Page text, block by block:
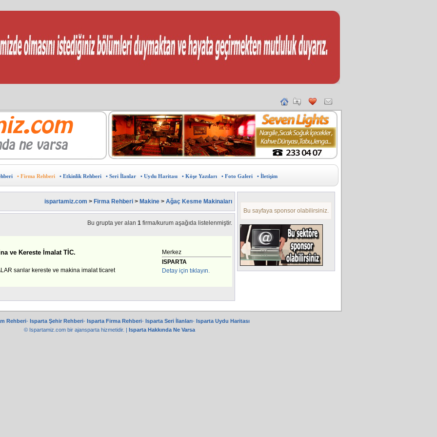
? yararlanın.
ÜCRETSİZ ekleyin.
haritasıverebilir ,sponsor olabilirsiniz.
doğru adresKıbrıs Pazarı
• Firma Rehberi • Etkinlik Rehberi • Seri İlanlar • Uydu Haritası • Köşe Yazıları • Foto Galeri • İletişim
ispartamiz.com > Firma Rehberi > Makine > Ağaç Kesme Makinaları
Bu grupta yer alan 1 firma/kurum aşağıda listelenmiştir.
ve Kereste İmalat TİC.
sarılar kereste ve makina imalat ticaret
Merkez
ISPARTA
Detay için tıklayın.
Bu sayfaya sponsor olabilirsiniz.
Rehberi- Isparta Şehir Rehberi- Isparta Firma Rehberi- Isparta Seri İlanları- Isparta Uydu Haritası
© Ispartamiz.com bir ajansparta hizmetidir. | Isparta Hakkında Ne Varsa